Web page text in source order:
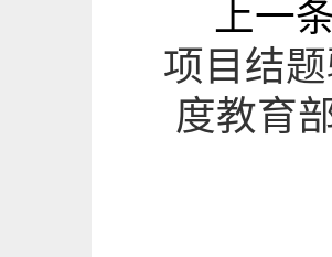
上一
项目结
度教育